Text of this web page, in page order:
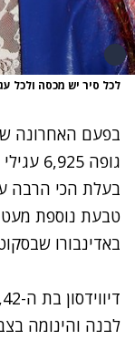
לכל סיר יש מכסה ולכל
בפעם האחרונה
גופה
בעלת הכי הרבה
טבעת נוספת
באדינבורו
לבנה והינומה